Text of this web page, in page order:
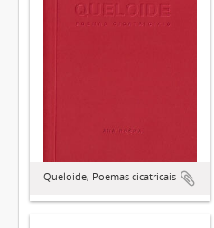
Queloide, Poemas cicatricais